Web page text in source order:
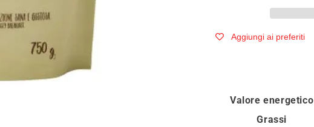
Aggiungi ai preferiti
Valore energetico
Grassi